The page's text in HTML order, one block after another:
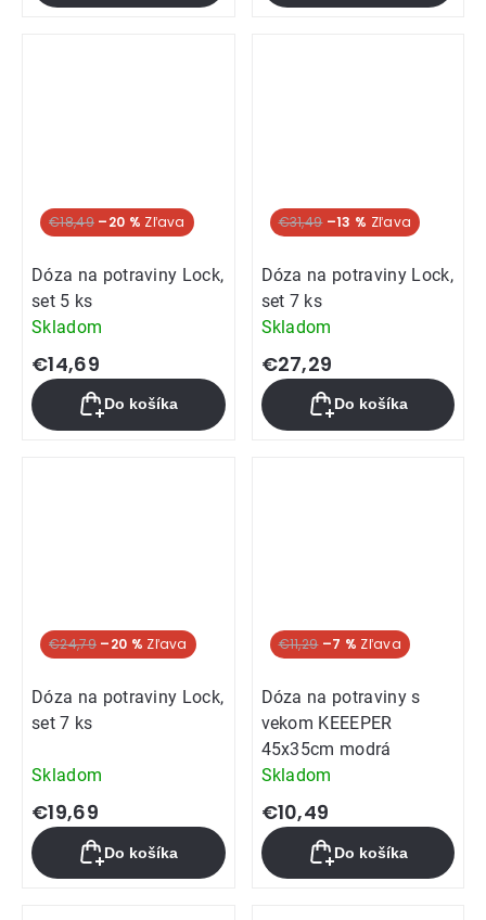
5,0
€18,49 –20 %
Dóza na potraviny Lock,
set 5 ks
Skladom
€14,69
Do košíka
€31,49 –13 %
Dóza na potraviny Lock,
set 7 ks
Skladom
€27,29
Do košíka
€24,79 –20 %
Dóza na potraviny Lock,
set 7 ks
Skladom
€19,69
Do košíka
€11,29 –7 %
Dóza na potraviny s
vekom KEEEPER
45x35cm modrá
Skladom
€10,49
Do košíka